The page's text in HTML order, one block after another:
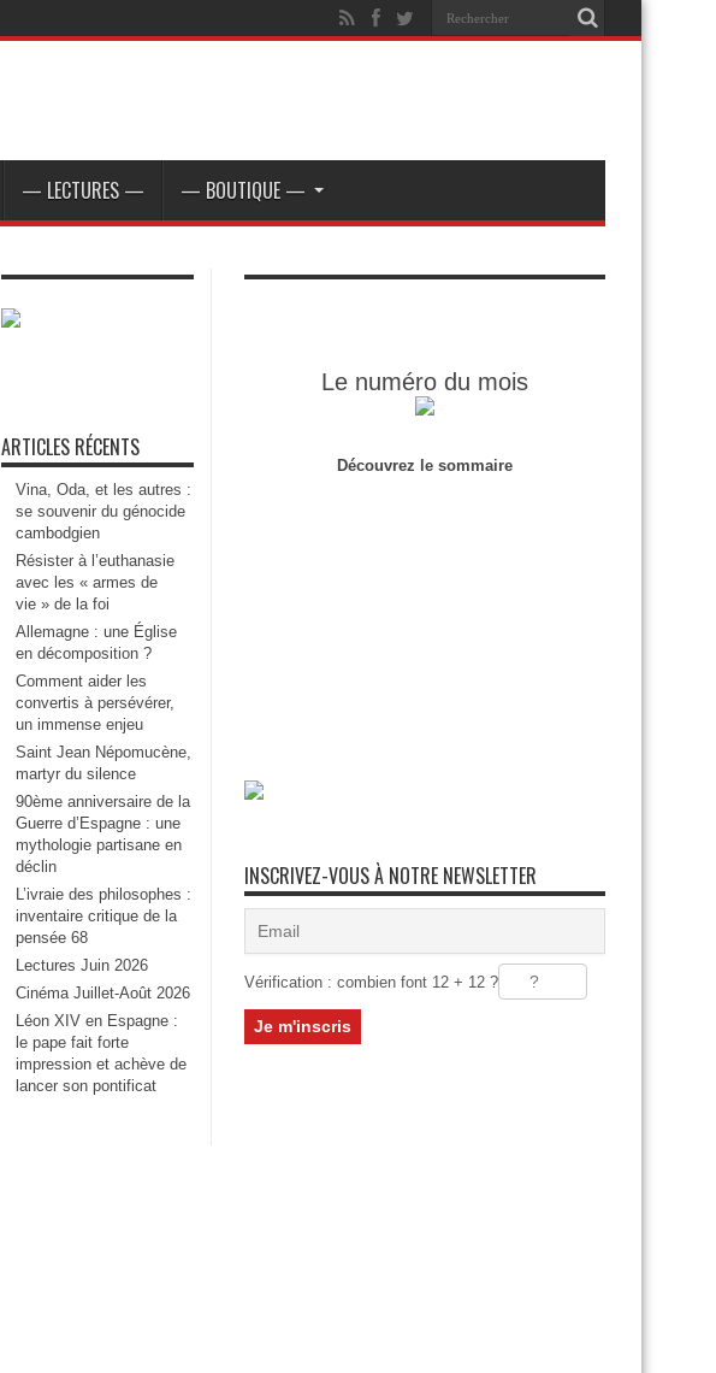
— LECTURES — — BOUTIQUE —
ARTICLES RÉCENTS
Vina, Oda, et les autres :
se souvenir du génocide
cambodgien
Résister à l’euthanasie
avec les « armes de
vie » de la foi
Allemagne : une Église
en décomposition ?
Comment aider les
convertis à persévérer,
un immense enjeu
Saint Jean Népomucène,
martyr du silence
90ème anniversaire de la
Guerre d’Espagne : une
mythologie partisane en
déclin
L’ivraie des philosophes :
inventaire critique de la
pensée 68
Lectures Juin 2026
Cinéma Juillet-Août 2026
Léon XIV en Espagne :
le pape fait forte
impression et achève de
lancer son pontificat
Le numéro du mois
Découvrez le sommaire
INSCRIVEZ-VOUS À NOTRE NEWSLETTER
Vérification : combien font 12 + 12 ?